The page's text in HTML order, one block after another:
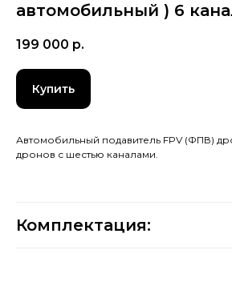
автомобильный ) 6
199 000 р.
Купить
Автомобильный подавитель FPV (ФПВ)
дронов с шестью каналами.
Комплектация: